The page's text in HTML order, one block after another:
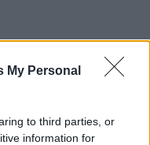
My Personal
to third parties, or
information for